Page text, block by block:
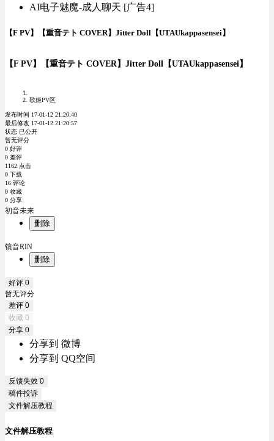
AI电子魅魔-成人聊天 [广告4]
【F PV】【重音テト COVER】Jitter Doll【UTAUkappasensei】
【F PV】【重音テト COVER】Jitter Doll【UTAUkappasensei】
歌姬PV区
发布时间 17-01-12 21:20:40
最后修改 17-01-12 21:20:57
状态 已公开
暂无评分
0 好评
0 差评
1162 点击
0 下载
16 评论
0 收藏
0 分享
初音未来
删除
镜音RIN
删除
好评 0
暂无评分
差评 0
收藏 0
分享 0
分享到 微博
分享到 QQ空间
反馈失效 0
稿件投诉
文件解压教程
文件解压教程